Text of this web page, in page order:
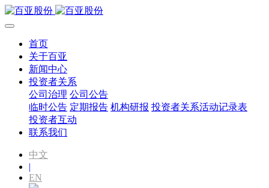
首页
关于百亚
新闻中心
投资者关系
公司治理 公司公告
临时公告 定期报告 机构研报 投资者关系活动记录表
投资者互动
联系我们
中文
|
EN